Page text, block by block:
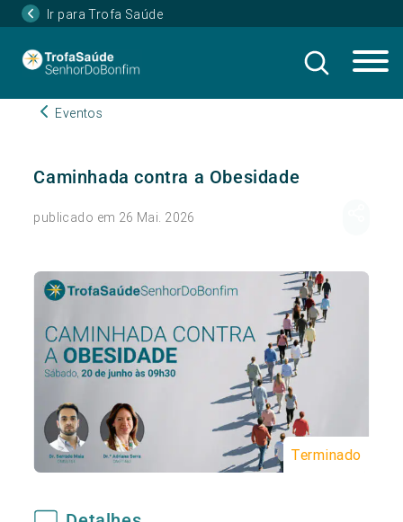
Ir para Trofa Saúde
Eventos
Caminhada contra a Obesidade
publicado em 26 Mai. 2026
Terminado